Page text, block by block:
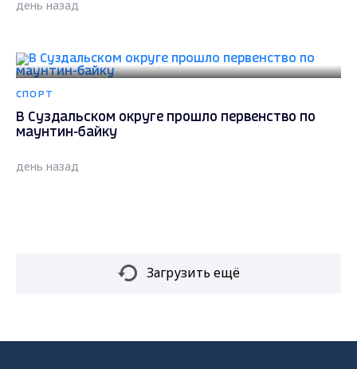
день назад
СПОРТ
В Суздальском округе прошло первенство по
маунтин-байку
день назад
Загрузить ещё